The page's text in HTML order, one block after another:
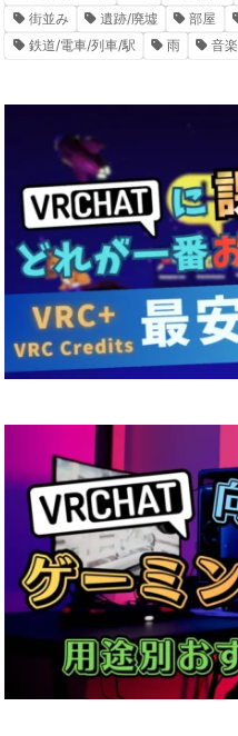
街並み
遺跡/廃墟 部屋
鉄道/電車/列車/駅
雨 音楽